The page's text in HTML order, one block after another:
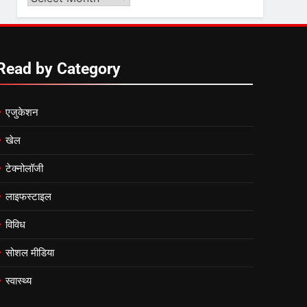
बजट
by
by Category
एजुकेशन
खेल
टेक्नोलॉजी
लाइफस्टाइल
विविध
सोशल मीडिया
स्वास्थ्य